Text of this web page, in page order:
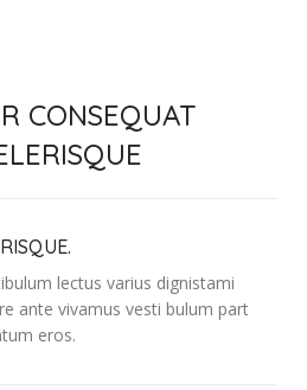
CONSEQUAT
lectus varius dignistami
ante vivamus vesti bulum part
eros.